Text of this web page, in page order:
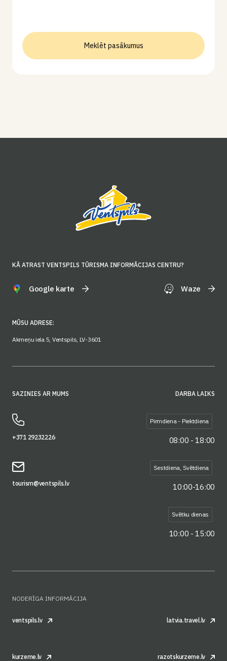
Meklēt pasākumus
KĀ ATRAST VENTSPILS TŪRISMA INFORMĀCIJAS CENTRU?
Google karte Waze
MŪSU ADRESE:
Akmeņu iela 5, Ventspils, LV-3601
SAZINIES AR MUMS
+371 29232226
tourism@ventspils.lv
DARBA LAIKS
Pirmdiena - Piektdiena
08:00 - 18:00
Sestdiena, Svētdiena
10:00-16:00
Svētku dienas
10:00 - 15:00
NODERĪGA INFORMĀCIJA
ventspils.lv latvia.travel.lv
kurzeme.lv razotskurzeme.lv